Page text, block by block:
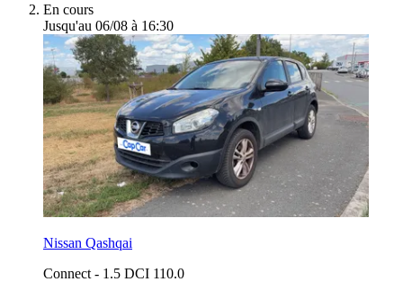
En cours
Jusqu'au 06/08 à 16:30
Nissan Qashqai
Connect - 1.5 DCI 110.0